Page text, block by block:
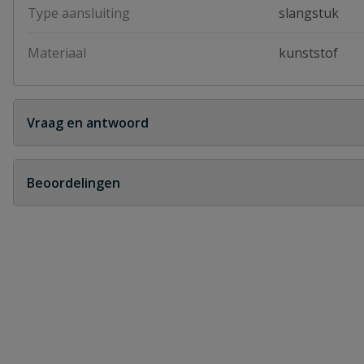
Type aansluiting slangstuk
Materiaal kunststof
Vraag en antwoord
Geen vragen
Beoordelingen